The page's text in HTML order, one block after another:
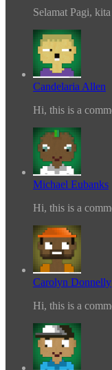
Selamat Pagi,
Candelaria Allen
Hi, this is a
Michael Eubanks
Hi, this is a
Carolyn Donnelly
Hi, this is a